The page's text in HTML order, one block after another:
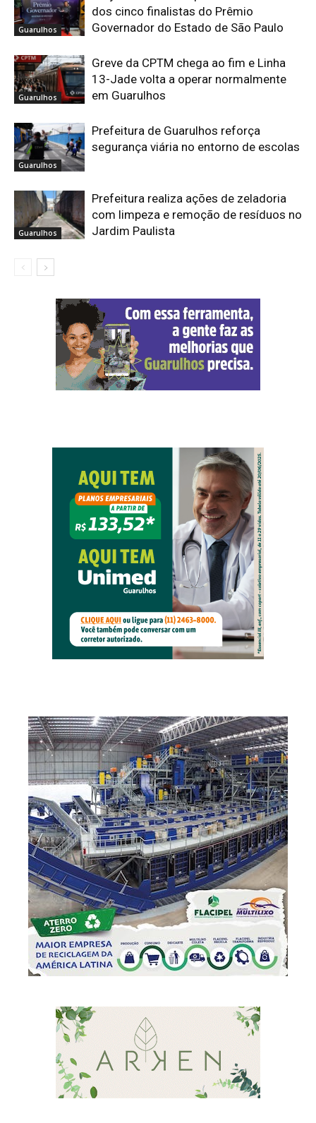
Guarulhos
dos cinco finalistas do Prêmio
Governador do Estado de São Paulo
Guarulhos
Greve da CPTM chega ao fim e Linha
13-Jade volta a operar normalmente
em Guarulhos
Guarulhos
Prefeitura de Guarulhos reforça
segurança viária no entorno de escolas
Guarulhos
Prefeitura realiza ações de zeladoria
com limpeza e remoção de resíduos no
Jardim Paulista